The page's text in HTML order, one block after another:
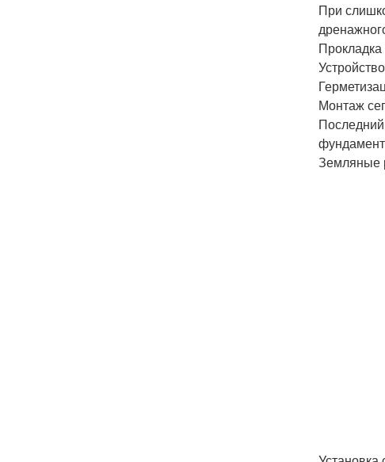
При
Монтаж
Земляные